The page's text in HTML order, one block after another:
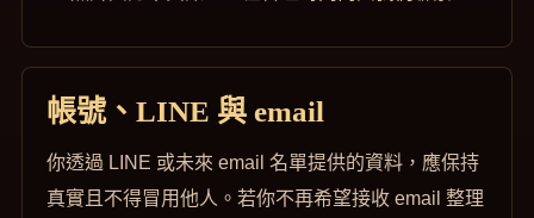
帳號、LINE 與 email
你透過 LINE 或未來 email 名單提供的資料，應保持
真實且不得冒用他人。若你不再希望接收 email 整理